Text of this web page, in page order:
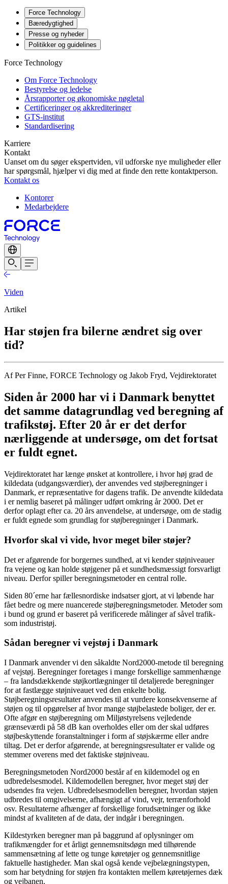
Force Technology
Bæredygtighed
Presse og nyheder
Politikker og guidelines
Force Technology
Om Force Technology
Bestyrelse og ledelse
Årsrapporter og økonomiske nøgletal
Certificeringer og akkrediteringer
GTS-institut
Standardisering
Karriere
Kontakt
Uanset om du søger ekspertviden, vil udforske nye muligheder eller
har spørgsmål, hjælper vi dig med at finde den rette kontaktperson.
Kontakt os
Kontorer
Medarbejdere
Viden
Artikel
Har støjen fra bilerne ændret sig over
tid?
Af Per Finne, FORCE Technology og Jakob Fryd, Vejdirektoratet
Siden år 2000 har vi i Danmark benyttet
det samme datagrundlag ved beregning af
trafikstøj. Efter 20 år er det derfor
nærliggende at undersøge, om det fortsat
er fuldt egnet.
Vejdirektoratet har længe ønsket at kontrollere, i hvor høj grad de
kildedata (udgangsværdier), der anvendes ved støjberegninger i
Danmark, er repræsentative for dagens trafik. De anvendte kildedata
i er nemlig baseret på målinger udført omkring år 2000. Det er
derfor oplagt efter ca. 20 års anvendelse, at undersøge, om de stadig
er fuldt egnede som grundlag for støjberegninger i Danmark.
Hvorfor skal vi vide, hvor meget biler støjer?
Det er afgørende for borgernes sundhed, at vi kender støjniveauer
fra vejene og kan holde støjgener på et sundhedsmæssigt forsvarligt
niveau. Derfor spiller beregningsmetoder en central rolle.
Siden 80´erne har fællesnordiske indsatser gjort, at vi løbende har
fået bedre og mere nuancerede støjberegningsmetoder. Metoder som
i bund og grund er baseret på verificerede målinger af såvel trafik-
som industristøj.
Sådan beregner vi vejstøj i Danmark
I Danmark anvender vi den såkaldte Nord2000-metode til beregning
af vejstøj. Beregninger foretages i mange forskellige sammenhænge
– fra landsdækkende støjkortlægninger til detaljerede beregninger
for at fastlægge støjniveauet ved den enkelte bolig.
Støjberegningsresultater anvendes til at vurdere konsekvenserne af
støjen og til opgørelser af hvor mange støjbelastede boliger, der er.
Ofte afgør en støjberegning om Miljøstyrelsens vejledende
grænseværdi på 58 dB kan overholdes eller om der skal udføres
støjbeskyttende foranstaltninger i form af støjskærme eller andre
tiltag. Det er derfor afgørende, at beregningsresultater er valide og
stemmer overens med det faktiske støjniveau.
Beregningsmetoden Nord2000 består af en kildemodel og en
udbredelsesmodel. Kildemodellen beregner, hvor meget støj der
udsendes fra vejen. Udbredelsesmodellen beregner, hvordan støjen
udbredes til omgivelserne, afhængigt af vind, vejr, terrænforhold
osv. Resultaterne afhænger af forskellige forudsætninger og ikke
mindst af kvaliteten af de data, der indgår i beregningen.
Kildestyrken beregner man på baggrund af oplysninger om
trafikmængder for et årligt gennemsnitsdøgn med tilhørende
sammensætning af lette og tunge køretøjer og gennemsnitlige
faktuelle hastigheder. Man skal også kende vejbelægningstypen,
som har betydning for støjen fra kontakten mellem køretøjernes dæk
og vejbanen.